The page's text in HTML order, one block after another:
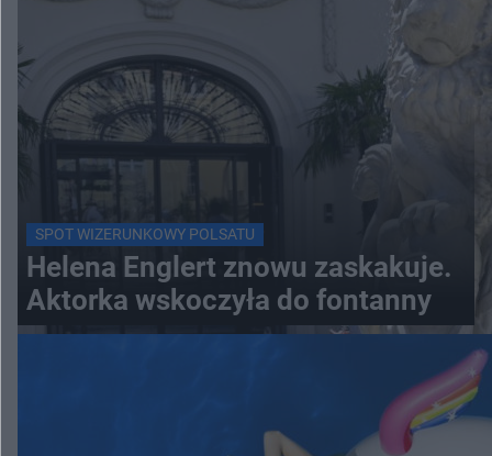
SPOT WIZERUNKOWY POLSATU
Helena Englert znowu zaskakuje.
Aktorka wskoczyła do fontanny